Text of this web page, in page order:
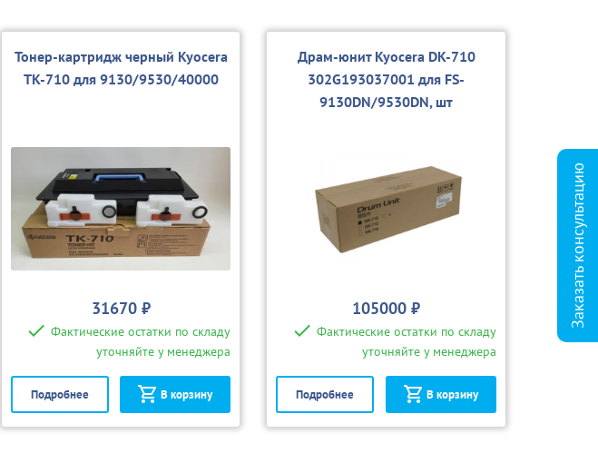
Заказать консультацию
Тонер-картридж черный Kyocera
TK-710 для 9130/9530/40000
31670 ₽
Фактические остатки по складу
уточняйте у менеджера
Подробнее В корзину
Драм-юнит Kyocera DK-710
302G193037001 для FS-
9130DN/9530DN, шт
105000 ₽
Фактические остатки по складу
уточняйте у менеджера
Подробнее В корзину